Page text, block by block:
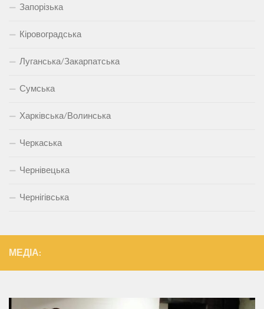
Запорізька
Кіровоградська
Луганська/Закарпатська
Сумська
Харківська/Волинська
Черкаська
Чернівецька
Чернігівська
МЕДІА: